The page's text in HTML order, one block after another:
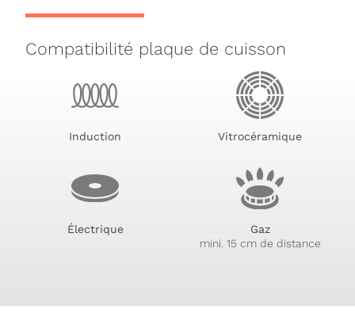
Compatibilité plaque de cuisson
Induction Vitrocéramique
Électrique
Gaz
mini. 15 cm de distance